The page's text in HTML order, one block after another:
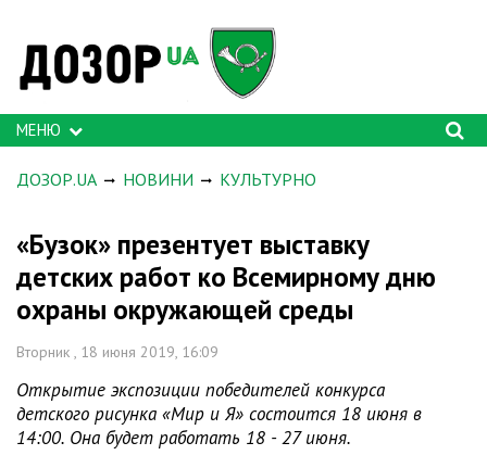
МЕНЮ
ДОЗОР.UA НОВИНИ КУЛЬТУРНО
«Бузок» презентует выставку
детских работ ко Всемирному дню
охраны окружающей среды
Вторник , 18 июня 2019, 16:09
Открытие экспозиции победителей конкурса
детского рисунка «Мир и Я» состоится 18 июня в
14:00. Она будет работать 18 - 27 июня.